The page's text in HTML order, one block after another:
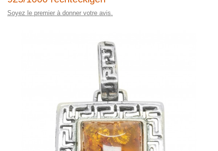
Soyez le premier à donner votre avis.